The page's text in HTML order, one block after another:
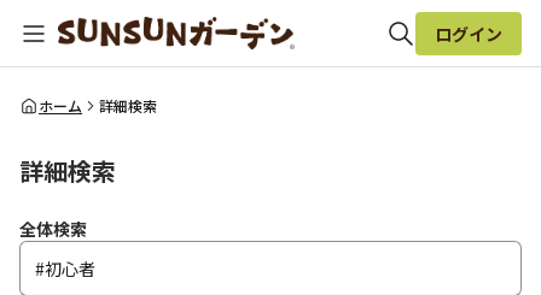
全体検索
ログイン
ホーム 詳細検索
詳細検索
全体検索